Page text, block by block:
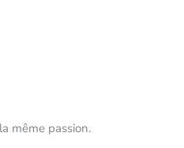
même passion.